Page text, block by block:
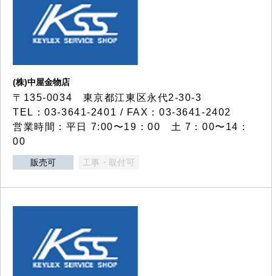
(株)中屋金物店
〒135-0034 東京都江東区永代2-30-3
TEL：03-3641-2401 / FAX：03-3641-2402
営業時間：平日 7:00〜19：00 土 7：00〜14：
00
販売可 工事・取付可